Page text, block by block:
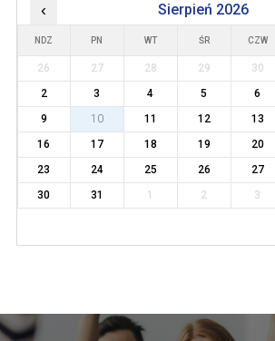
‹ Sierpień 2026
NDZ PN WT ŚR CZW
26 27 28 29 30
2
3 4 5 6
9
10 11 12 13
16
17 18 19 20
23
24 25 26 27
30
31 1 2 3